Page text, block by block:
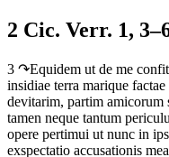
2 Cic. Verr. 1,
3 ↷Equidem ut de me
insidiae terra marique factae
devitarim, partim amicorum
tamen neque tantum
opere pertimui ut nunc in
exspectatio accusationis